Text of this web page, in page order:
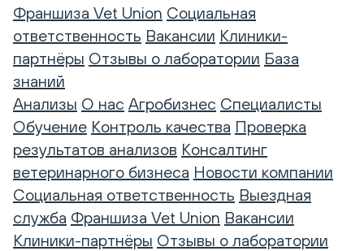
Франшиза Vet Union Социальная
ответственность Вакансии Клиники-
партнёры Отзывы о лаборатории База
знаний
Анализы О нас Агробизнес Специалисты
Обучение Контроль качества Проверка
результатов анализов Консалтинг
ветеринарного бизнеса Новости компании
Социальная ответственность Выездная
служба Франшиза Vet Union Вакансии
Клиники-партнёры Отзывы о лаборатории